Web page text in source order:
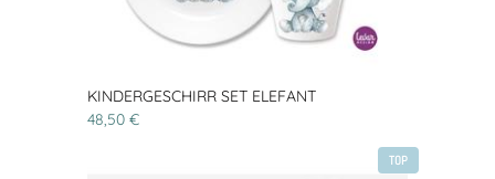
KINDERGESCHIRR SET ELEFANT
48,50 €
TOP